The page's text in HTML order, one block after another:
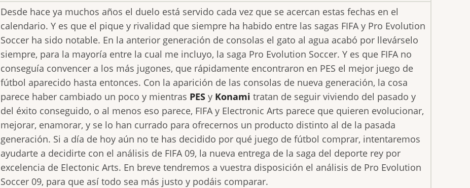
Desde hace ya muchos años el duelo está servido cada vez que se acercan estas fechas en el
calendario. Y es que el pique y rivalidad que siempre ha habido entre las sagas FIFA y Pro Evolution
Soccer ha sido notable. En la anterior generación de consolas el gato al agua acabó por llevárselo
siempre, para la mayoría entre la cual me incluyo, la saga Pro Evolution Soccer. Y es que FIFA no
conseguía convencer a los más jugones, que rápidamente encontraron en PES el mejor juego de
fútbol aparecido hasta entonces. Con la aparición de las consolas de nueva generación, la cosa
parece haber cambiado un poco y mientras PES y Konami tratan de seguir viviendo del pasado y
del éxito conseguido, o al menos eso parece, FIFA y Electronic Arts parece que quieren evolucionar,
mejorar, enamorar, y se lo han currado para ofrecernos un producto distinto al de la pasada
generación. Si a día de hoy aún no te has decidido por qué juego de fútbol comprar, intentaremos
ayudarte a decidirte con el análisis de FIFA 09, la nueva entrega de la saga del deporte rey por
excelencia de Electonic Arts. En breve tendremos a vuestra disposición el análisis de Pro Evolution
Soccer 09, para que así todo sea más justo y podáis comparar.